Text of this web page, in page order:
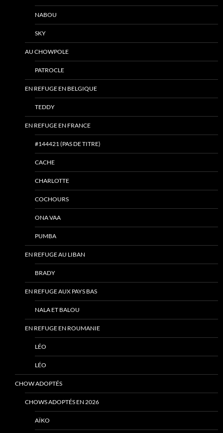
NABOU
SKY
AU CHOWPOLE
PATROCLE
EN REFUGE EN BELGIQUE
TEDDY
EN REFUGE EN FRANCE
#144421 (PAS DE TITRE)
CACHE
CHARLOTTE
COCHOURS
ONA VAA
PUMBA
EN REFUGE AU LIBAN
BRADY
EN REFUGE AUX PAYS BAS
NALA ET BALOU
EN REFUGE EN ROUMANIE
LÉO
LÉO
CHOW ADOPTÉS
CHOWS ADOPTÉS EN 2026
AÏKO